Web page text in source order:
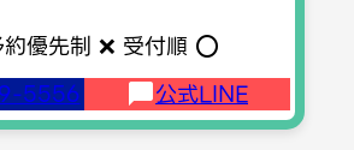
優先制 ❌ 受付順 ⭕️
5556
公式LINE